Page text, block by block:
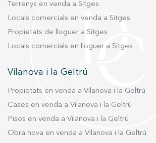
Terrenys en venda a Sitges
Locals comercials en venda a Sitges
Propietats de lloguer a Sitges
Locals comercials en lloguer a Sitges
Vilanova i la Geltrú
Propietats en venda a Vilanova i la Geltrú
Cases en venda a Vilanova i la Geltrú
Pisos en venda a Vilanova i la Geltrú
Obra nova en venda a Vilanova i la Geltrú